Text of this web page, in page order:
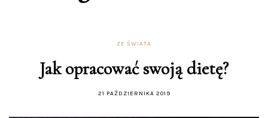
ZE ŚWIATA
Jak opracować swoją dietę?
21 PAŹDZIERNIKA 2019